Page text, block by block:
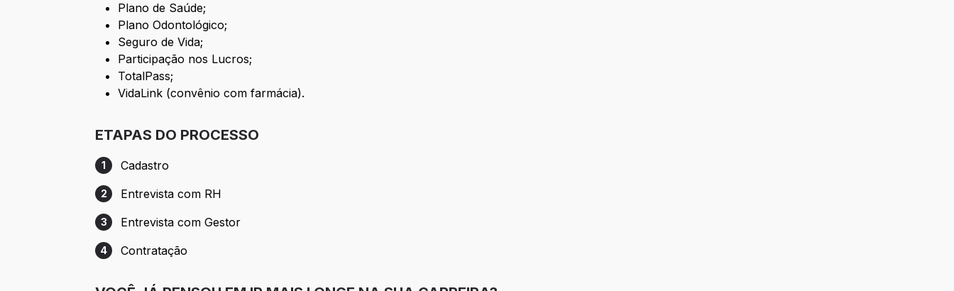
Plano de Saúde;
Plano Odontológico;
Seguro de Vida;
Participação nos Lucros;
TotalPass;
VidaLink (convênio com farmácia).
ETAPAS DO PROCESSO
Etapa 1: Cadastro
1 Cadastro
Etapa 2: Entrevista com RH
2 Entrevista com RH
Etapa 3: Entrevista com Gestor
3 Entrevista com Gestor
Etapa 4: Contratação
4 Contratação